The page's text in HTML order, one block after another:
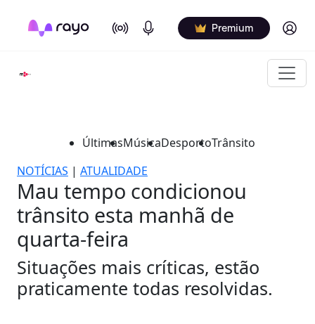
On Air Podcasts Premium Log in
ÚltimasMúsicaDesportoTrânsito
NOTÍCIAS | ATUALIDADE
Mau tempo condicionou
trânsito esta manhã de
quarta-feira
Situações mais críticas, estão
praticamente todas resolvidas.